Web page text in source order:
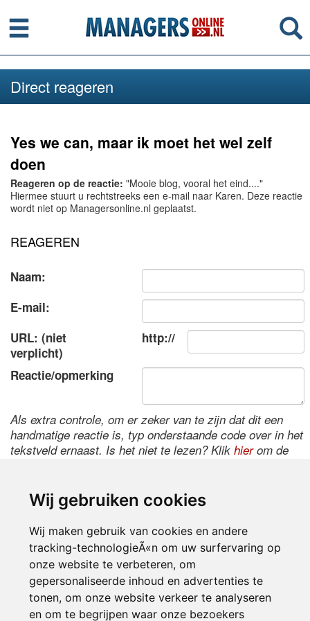
Wij gebruiken cookies
Wij maken gebruik van cookies en andere
tracking-technologieÃ«n om uw surfervaring op
onze website te verbeteren, om
gepersonaliseerde inhoud en advertenties te
tonen, om onze website verkeer te analyseren
en om te begrijpen waar onze bezoekers
Menu
Direct reageren
Yes we can, maar ik moet het wel zelf
doen
Reageren op de reactie: "Mooie blog, vooral het eind...."
Hiermee stuurt u rechtstreeks een e-mail naar Karen. Deze reactie
wordt niet op Managersonline.nl geplaatst.
REAGEREN
Naam:
E-mail:
URL: (niet
verplicht)
http://
Reactie/opmerking
Als extra controle, om er zeker van te zijn dat dit een
handmatige reactie is, typ onderstaande code over in het
tekstveld ernaast. Is het niet te lezen? Klik hierom de
Inloggen